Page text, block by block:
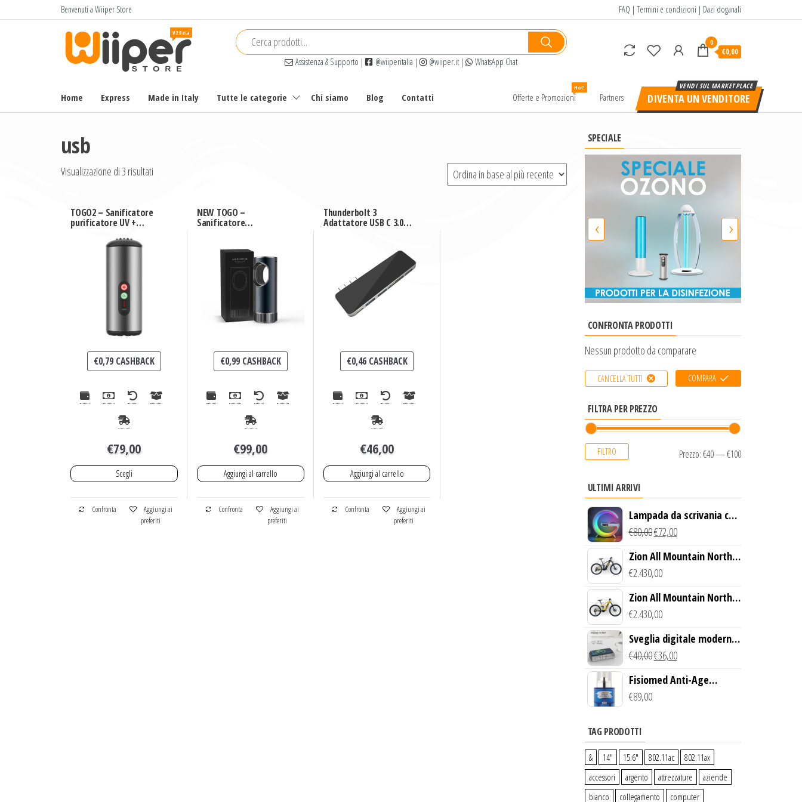
e
Benvenuti a Wiiper Store FAQ | Termini e condizioni | Dazi doganali
Wiiper
a basso
prezzo
Assistenza & Supporto | @wiiperitalia | @wiiper.it | WhatsApp Chat
0
€0,00
Home Express Made in Italy Tutte le categorie Chi siamo Blog Contatti Offerte e Promozioni
Hot!
Partners DIVENTA UN VENDITORE
usb
Visualizzazione di 3 risultati
TOGO2 – Sanificatore
purificatore UV +
Ozono per auto
€0,79CASHBACK
€79,00
Scegli
Confronta
Aggiungi ai
preferiti
NEW TOGO –
Sanificatore
€0,99CASHBACK
€99,00
Aggiungi al carrello
Confronta
Aggiungi ai
preferiti
Thunderbolt 3
Adattatore USB C 3.0
€0,46CASHBACK
€46,00
Aggiungi al carrello
Confronta
Aggiungi ai
preferiti
SPECIALE
‹ ›
CONFRONTA PRODOTTI
Nessun prodotto da comparare
CANCELLA TUTTI COMPARA
FILTRA PER PREZZO
FILTRO Prezzo:€40—€100
ULTIMI ARRIVI
Lampada da scrivania con
luce LED e ricarica
€80,00€72,00
Zion All Mountain North
Creek Bike (Nero)
€2.430,00
Zion All Mountain North
Creek Bike (Giallo)
€2.430,00
Sveglia digitale moderna
con Caricabatterie
€40,00€36,00
Fisiomed Anti-Age
Defense Face Serum
€89,00
TAG PRODOTTI
& 14″ 15.6″ 802.11ac
802.11ax
accessori
argento attrezzature
aziende
bianco
collegamento computer